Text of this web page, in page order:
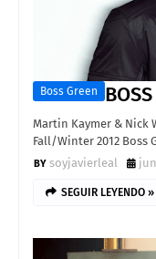
Boss Green
Martin Kaymer & Nick
Fall/Winter 2012
soyjavierleal
SEGUIR LEYENDO »